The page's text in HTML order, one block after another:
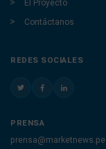
El Proyecto
Contáctanos
REDES SOCIALES
PRENSA
prensa@marketnews.pe